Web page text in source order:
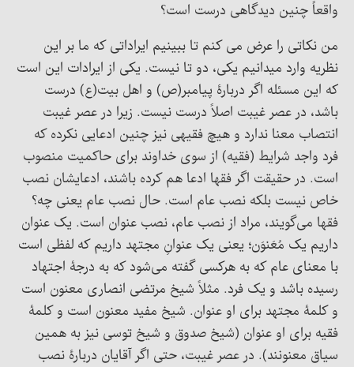
واقعاً چنین دیدگاهی درست است؟
من نکاتی را عرض می کنم تا ببینیم ایراداتی که ما بر این
نظریه وارد میدانیم یکی، دو تا نیست. یکی از ایرادات این است
که این مسئله اگر دربارۀ پیامبر(ص) و اهل بیت(ع) درست
باشد، در عصر غیبت اصلاً درست نیست. زیرا در عصر غیبت
انتصاب معنا ندارد و هیچ فقیهی نیز چنین ادعایی نکرده که
فرد واجد شرایط (فقیه) از سوی خداوند برای حاکمیت منصوب
است. در حقیقت اگر فقها ادعا هم کرده باشند، ادعایشان نصب
خاص نیست بلکه نصب عام است. حال نصب عام یعنی چه؟
فقها می‌گویند، مراد از نصب عام، نصب عنوان است. یک عنوان
داریم یک مُعَنوَن؛ یعنی یک عنوانِ مجتهد داریم که لفظی است
با معنای عام که به‌ هرکسی گفته می‌شود که به درجۀ اجتهاد
رسیده باشد و یک فرد. مثلاً شیخ مرتضی انصاری معنون است
و کلمۀ مجتهد برای او عنوان. شیخ مفید معنون است و کلمۀ
فقیه برای او عنوان (شیخ صدوق و شیخ توسی نیز به همین
سیاق معنونند). در عصر غیبت، حتی اگر آقایان دربارۀ نصب